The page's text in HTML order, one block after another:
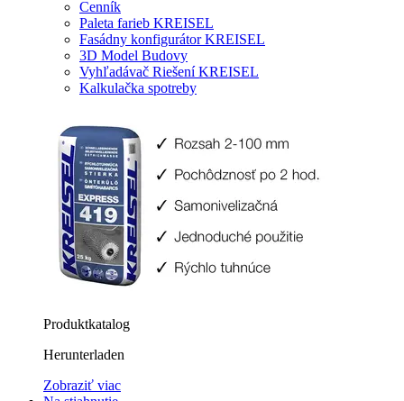
Cenník
Paleta farieb KREISEL
Fasádny konfigurátor KREISEL
3D Model Budovy
Vyhľadávač Riešení KREISEL
Kalkulačka spotreby
Produktkatalog
Herunterladen
Zobraziť viac